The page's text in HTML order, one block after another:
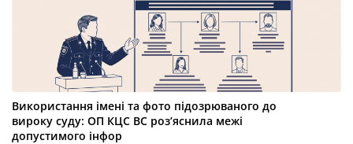
Використання імені та фото підозрюваного до
вироку суду: ОП КЦС ВС роз’яснила межі
допустимого інфор